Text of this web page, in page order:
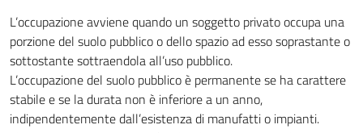
L’occupazione avviene quando un soggetto privato occupa una
porzione del suolo pubblico o dello spazio ad esso soprastante o
sottostante sottraendola all’uso pubblico.
L’occupazione del suolo pubblico è permanente se ha carattere
stabile e se la durata non è inferiore a un anno,
indipendentemente dall’esistenza di manufatti o impianti.